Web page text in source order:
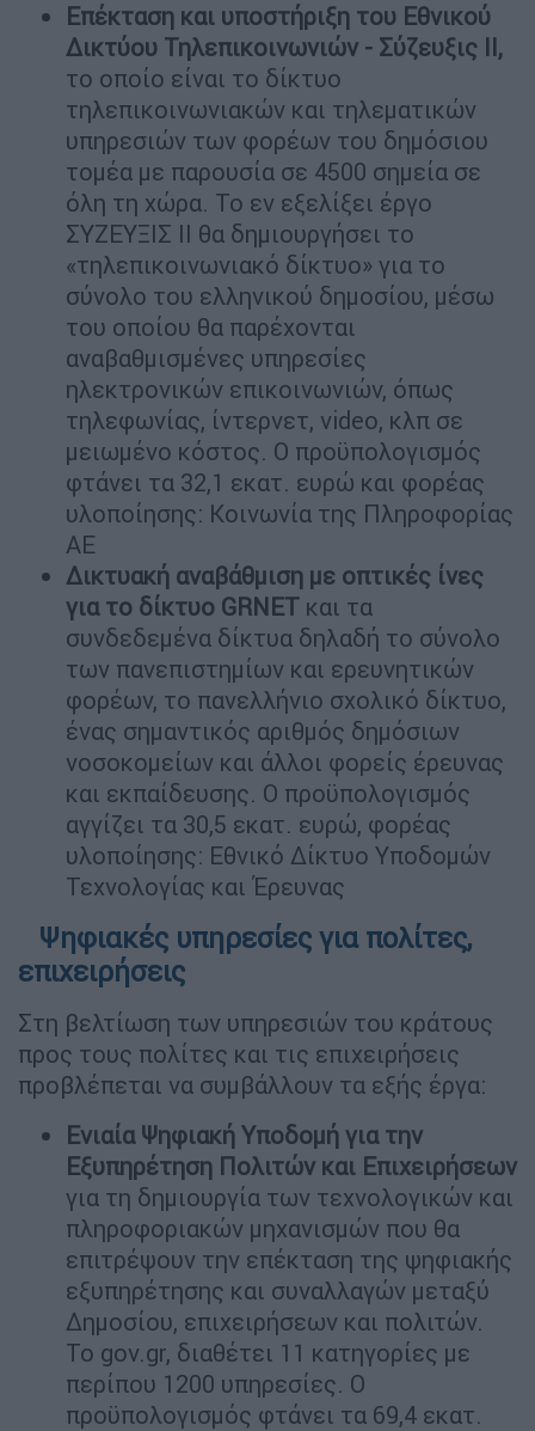
Επέκταση και υποστήριξη του Εθνικού
Δικτύου Τηλεπικοινωνιών - Σύζευξις ΙΙ,
το οποίο είναι το δίκτυο
τηλεπικοινωνιακών και τηλεματικών
υπηρεσιών των φορέων του δημόσιου
τομέα με παρουσία σε 4500 σημεία σε
όλη τη χώρα. Το εν εξελίξει έργο
ΣΥΖΕΥΞΙΣ ΙΙ θα δημιουργήσει το
«τηλεπικοινωνιακό δίκτυο» για το
σύνολο του ελληνικού δημοσίου, μέσω
του οποίου θα παρέχονται
αναβαθμισμένες υπηρεσίες
ηλεκτρονικών επικοινωνιών, όπως
τηλεφωνίας, ίντερνετ, video, κλπ σε
μειωμένο κόστος. Ο προϋπολογισμός
φτάνει τα 32,1 εκατ. ευρώ και φορέας
υλοποίησης: Κοινωνία της Πληροφορίας
ΑΕ
Δικτυακή αναβάθμιση με οπτικές ίνες
για το δίκτυο GRNET και τα
συνδεδεμένα δίκτυα δηλαδή το σύνολο
των πανεπιστημίων και ερευνητικών
φορέων, το πανελλήνιο σχολικό δίκτυο,
ένας σημαντικός αριθμός δημόσιων
νοσοκομείων και άλλοι φορείς έρευνας
και εκπαίδευσης. Ο προϋπολογισμός
αγγίζει τα 30,5 εκατ. ευρώ, φορέας
υλοποίησης: Εθνικό Δίκτυο Υποδομών
Τεχνολογίας και Έρευνας
Ψηφιακές υπηρεσίες για πολίτες,
επιχειρήσεις
Στη βελτίωση των υπηρεσιών του κράτους
προς τους πολίτες και τις επιχειρήσεις
προβλέπεται να συμβάλλουν τα εξής έργα:
Ενιαία Ψηφιακή Υποδομή για την
Εξυπηρέτηση Πολιτών και Επιχειρήσεων
για τη δημιουργία των τεχνολογικών και
πληροφοριακών μηχανισμών που θα
επιτρέψουν την επέκταση της ψηφιακής
εξυπηρέτησης και συναλλαγών μεταξύ
Δημοσίου, επιχειρήσεων και πολιτών.
Το gov.gr, διαθέτει 11 κατηγορίες με
περίπου 1200 υπηρεσίες. Ο
προϋπολογισμός φτάνει τα 69,4 εκατ.